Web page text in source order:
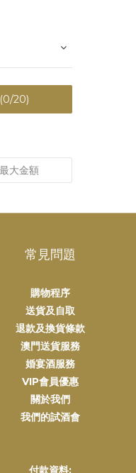
(0/20)
常見問題
購物程序
送貨及自取
退款及換貨條款
澳門送貨服務
婚宴酒服務
VIP會員優惠
關於我們
我們的試酒會
付款資料: